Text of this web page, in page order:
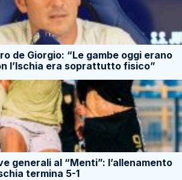
de Giorgio: “Le gambe oggi erano
l’Ischia era soprattutto fisico”
generali al “Menti”: l’allenamento
termina 5-1